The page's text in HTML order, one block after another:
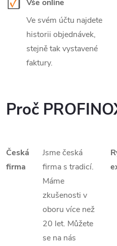
Vše online
Ve svém účtu najdete
historii objednávek,
stejně tak vystavené
faktury.
Proč
Česká
firma
Jsme česká
firma s tradicí.
Máme
zkušenosti v
oboru více než
20 let. Můžete
se na nás